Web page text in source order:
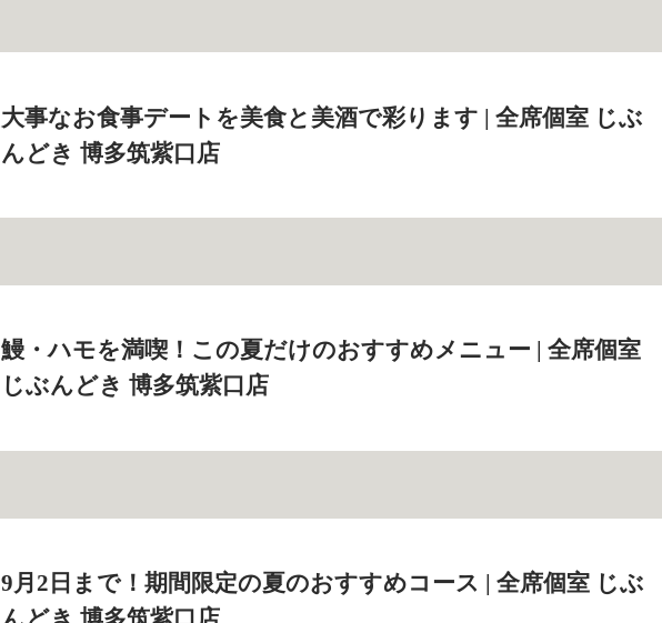
大事なお食事デートを美食と美酒で彩ります | 全席個室 じぶ
んどき 博多筑紫口店
鰻・ハモを満喫！この夏だけのおすすめメニュー | 全席個室
じぶんどき 博多筑紫口店
9月2日まで！期間限定の夏のおすすめコース | 全席個室 じぶ